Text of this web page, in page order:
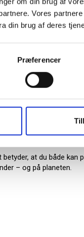
Vores
din brug af deres
Præferencer
egen
anvendes
og
Den Glade Mund går vi
nedbrydeligt bambus.
Emballagen er
betyder, at du både kan
– og på planeten.